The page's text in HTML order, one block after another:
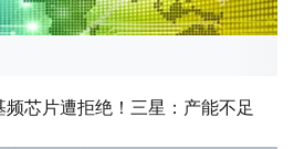
芯片遭拒绝！三星：产能不足